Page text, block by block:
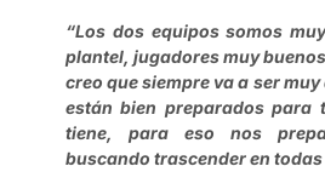
“Los dos equipos somos
plantel, jugadores muy
creo que siempre va a ser
están bien preparados para
tiene, para eso nos
buscando trascender en